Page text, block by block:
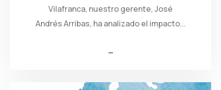
Vilafranca, nuestro gerente, José
Andrés Arribas, ha analizado el impacto...